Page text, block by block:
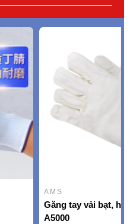
AMS
Găng tay vải bạt,
A5000